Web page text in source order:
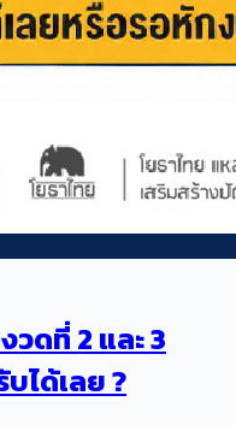
ดที่ 2 และ 3
ได้เลย ?